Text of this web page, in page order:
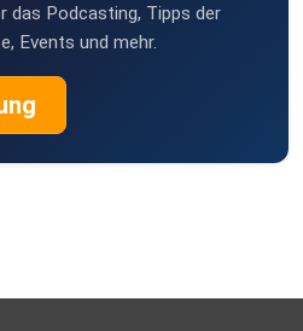
das Podcasting, Tipps der
Events und mehr.